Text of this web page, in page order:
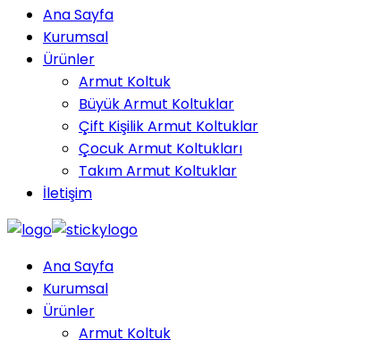
Ana Sayfa
Kurumsal
Ürünler
Armut Koltuk
Büyük Armut Koltuklar
Çift Kişilik Armut Koltuklar
Çocuk Armut Koltukları
Takım Armut Koltuklar
İletişim
Ana Sayfa
Kurumsal
Ürünler
Armut Koltuk